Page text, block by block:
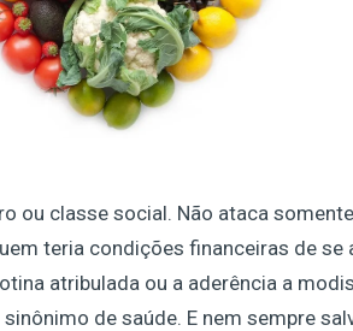
ou classe social. Não ataca
teria condições financeiras de se
atribulada ou a aderência a
de saúde. E nem sempre